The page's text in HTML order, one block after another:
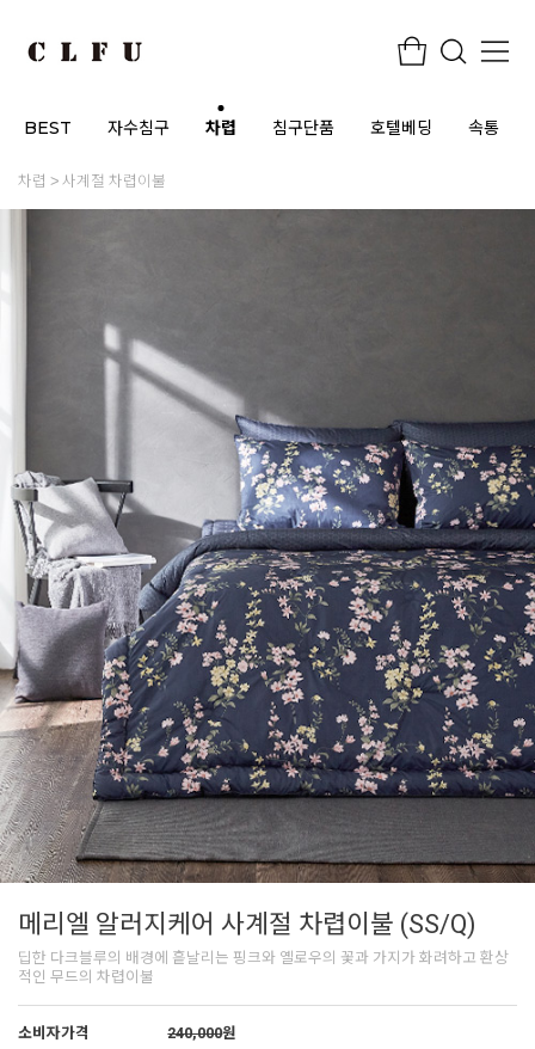
BEST 자수침구 차렵 침구단품 호텔베딩 속통
차렵 사계절 차렵이불
메리엘 알러지케어 사계절 차렵이불 (SS/Q)
딥한 다크블루의 배경에 흩날리는 핑크와 옐로우의 꽃과 가지가 화려하고 환상
적인 무드의 차렵이불
소비자가격 240,000원